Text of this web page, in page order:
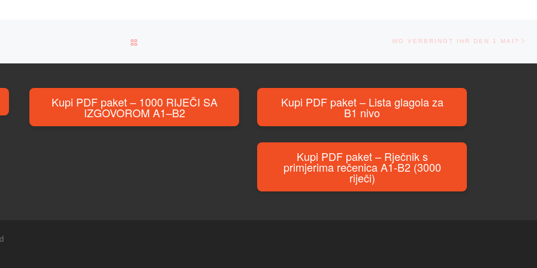
WO VERBRINGT IHR DEN 1 MAI?
Kupi PDF paket – 1000 RIJEČI SA
IZGOVOROM A1–B2
Kupi PDF paket – Lista glagola za
B1 nivo
Kupi PDF paket – Rječnik s
primjerima rečenica A1-B2 (3000
riječi)